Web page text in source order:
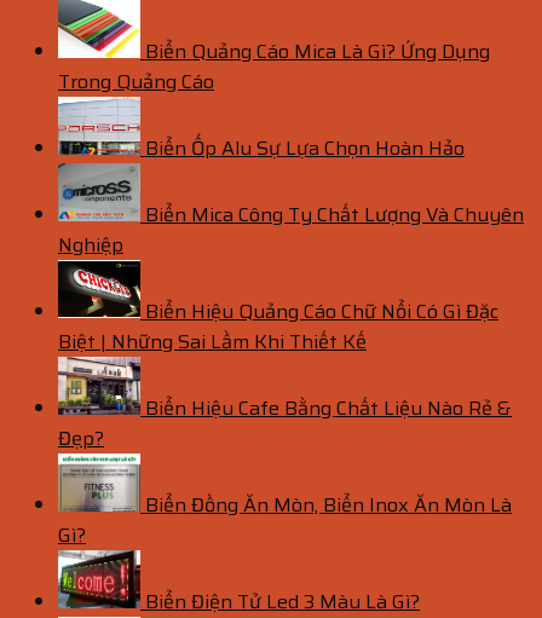
Biển Quảng Cáo Mica Là Gì? Ứng Dụng
Trong Quảng Cáo
Biển Ốp Alu Sự Lựa Chọn Hoàn Hảo
Biển Mica Công Ty Chất Lượng Và Chuyên
Nghiệp
Biển Hiệu Quảng Cáo Chữ Nổi Có Gì Đặc
Biệt | Những Sai Lầm Khi Thiết Kế
Biển Hiệu Cafe Bằng Chất Liệu Nào Rẻ &
Đẹp?
Biển Đồng Ăn Mòn, Biển Inox Ăn Mòn Là
Gì?
Biển Điện Tử Led 3 Màu Là Gì?